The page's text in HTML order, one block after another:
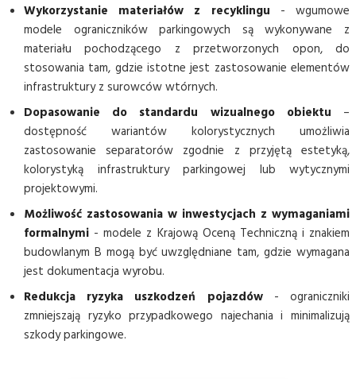
Wykorzystanie materiałów z recyklingu - wgumowe
modele ograniczników parkingowych są wykonywane z
materiału pochodzącego z przetworzonych opon, do
stosowania tam, gdzie istotne jest zastosowanie elementów
infrastruktury z surowców wtórnych.
Dopasowanie do standardu wizualnego obiektu –
dostępność wariantów kolorystycznych umożliwia
zastosowanie separatorów zgodnie z przyjętą estetyką,
kolorystyką infrastruktury parkingowej lub wytycznymi
projektowymi.
Możliwość zastosowania w inwestycjach z wymaganiami
formalnymi - modele z Krajową Oceną Techniczną i znakiem
budowlanym B mogą być uwzględniane tam, gdzie wymagana
jest dokumentacja wyrobu.
Redukcja ryzyka uszkodzeń pojazdów- ograniczniki
zmniejszają ryzyko przypadkowego najechania i minimalizują
szkody parkingowe.